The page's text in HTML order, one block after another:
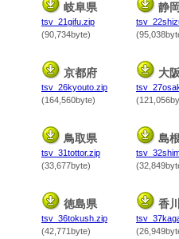
岐阜県
tsv_21gifu.zip
(90,734byte)
静
京都府
tsv_26kyouto.zip
(164,560byte)
大
鳥取県
tsv_31tottor.zip
(33,677byte)
島
徳島県
tsv_36tokush.zip
(42,771byte)
香